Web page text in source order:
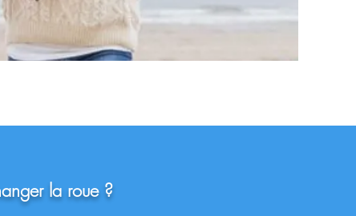
la roue ?